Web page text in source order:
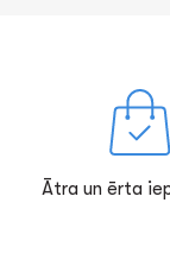
Ātra un ērta